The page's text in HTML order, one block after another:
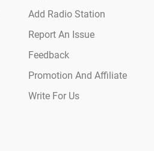
Add Radio Station
Report An Issue
Feedback
Promotion And Affiliate
Write For Us